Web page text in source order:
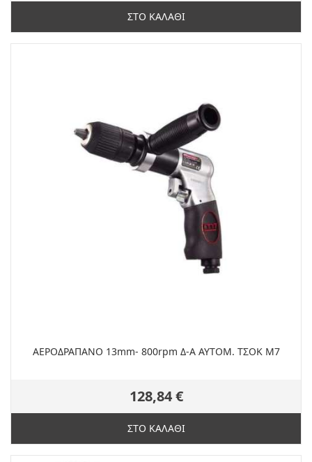
ΣΤΟ ΚΑΛΑΘΙ
ΑΕΡΟΔΡΑΠΑΝΟ 13mm- 800rpm Δ-Α ΑΥΤΟΜ. ΤΣΟΚ M7
128,84 €
ΣΤΟ ΚΑΛΑΘΙ